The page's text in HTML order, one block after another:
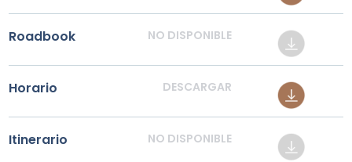
Roadbook NO DISPONIBLE
Horario DESCARGAR
Itinerario NO DISPONIBLE